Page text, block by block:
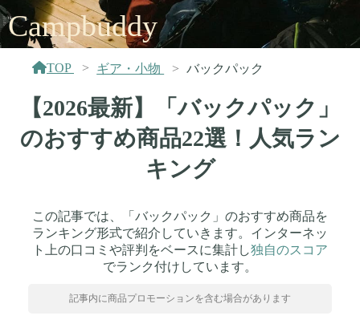
Campbuddy
TOP ギア・小物 バックパック
【2026最新】「バックパック」
のおすすめ商品22選！人気ラン
キング
この記事では、「バックパック」のおすすめ商品を
ランキング形式で紹介していきます。インターネッ
ト上の口コミや評判をベースに集計し独自のスコア
でランク付けしています。
記事内に商品プロモーションを含む場合があります